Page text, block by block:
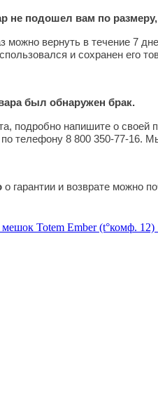
не подошел вам по
можно вернуть в течение 7
и сохранен его
был обнаружен брак.
подробно напишите о своей
по телефону 8 800 350-77-16.
о гарантии и возврате можно
Totem Ember (t°комф.